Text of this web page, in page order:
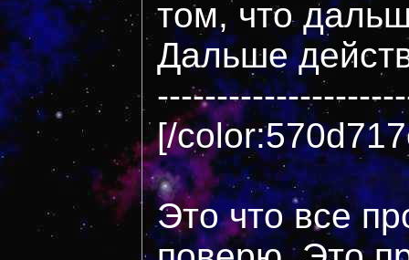
том, что
Дальше
[/
Это что все